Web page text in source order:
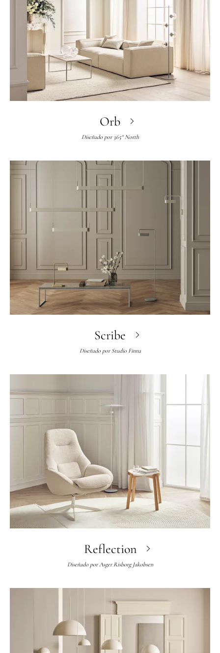
Orb
Diseñado por 365° North
Scribe
Diseñado por Studio Finna
Reflection
Diseñado porAsger Risborg Jakobsen